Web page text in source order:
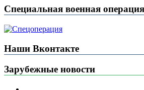
Специальная военная операция
Наши Вконтакте
Зарубежные новости